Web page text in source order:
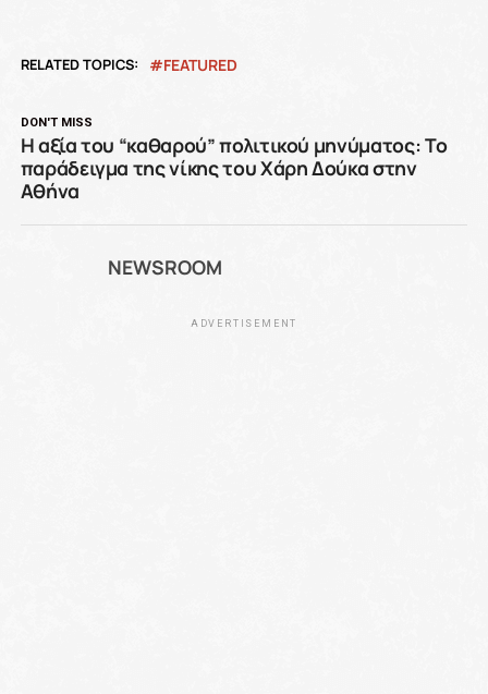
RELATED TOPICS: FEATURED
DON'T MISS
Η αξία του “καθαρού” πολιτικού μηνύματος: Το
παράδειγμα της νίκης του Χάρη Δούκα στην
Αθήνα
NEWSROOM
ADVERTISEMENT